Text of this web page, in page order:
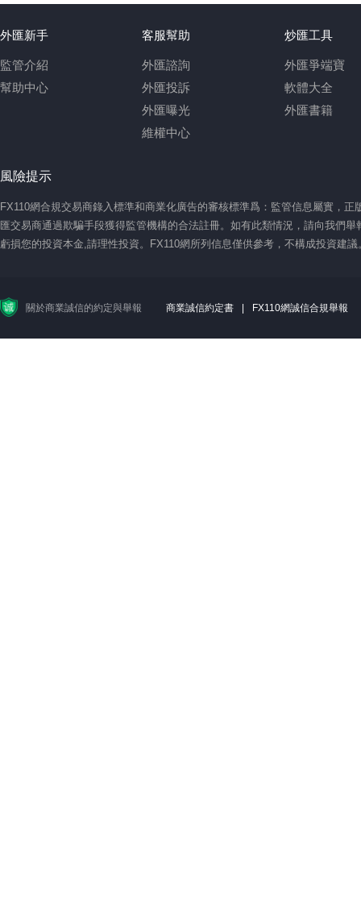
外匯新手
監管介紹
幫助中心
客服幫助
外匯諮詢
外匯投訴
外匯曝光
維權中心
炒匯工具
外匯爭端寶
軟體大全
外匯書籍
風險提示
FX110網合規交易商錄入標準和商業化廣告的審核標準爲：監管信息屬實，
匯交易商通過欺騙手段獲得監管機構的合法註冊。如有此類情況，請向我們
虧損您的投資本金,請理性投資。FX110網所列信息僅供參考，不構成投資建
關於商業誠信的約定與舉報 商業誠信約定書 | FX110網誠信合規舉報